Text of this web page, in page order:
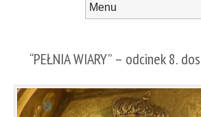
“PEŁNIA WIARY” – odcinek 8.